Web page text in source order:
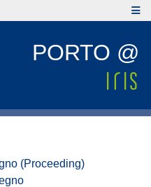
PORTO @
(Proceeding)